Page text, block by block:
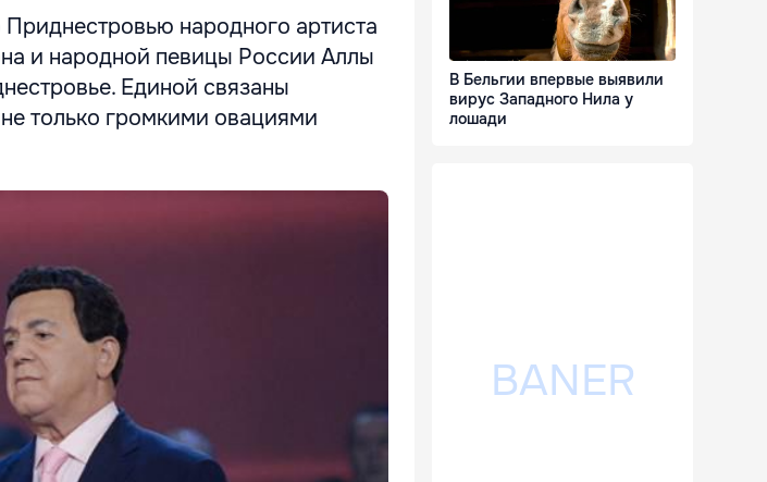
народного артиста
и народной певицы России Аллы
Единой связаны
только громкими овациями
В Бельгии впервые выявили
вирус Западного Нила у
лошади